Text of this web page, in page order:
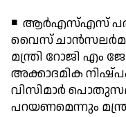
◾ ആര്‍എസ്എസ്
വൈസ്
മന്ത്രി റോജി എം
അക്കാദമിക
വിസിമാര്‍
പറയണമെന്നും